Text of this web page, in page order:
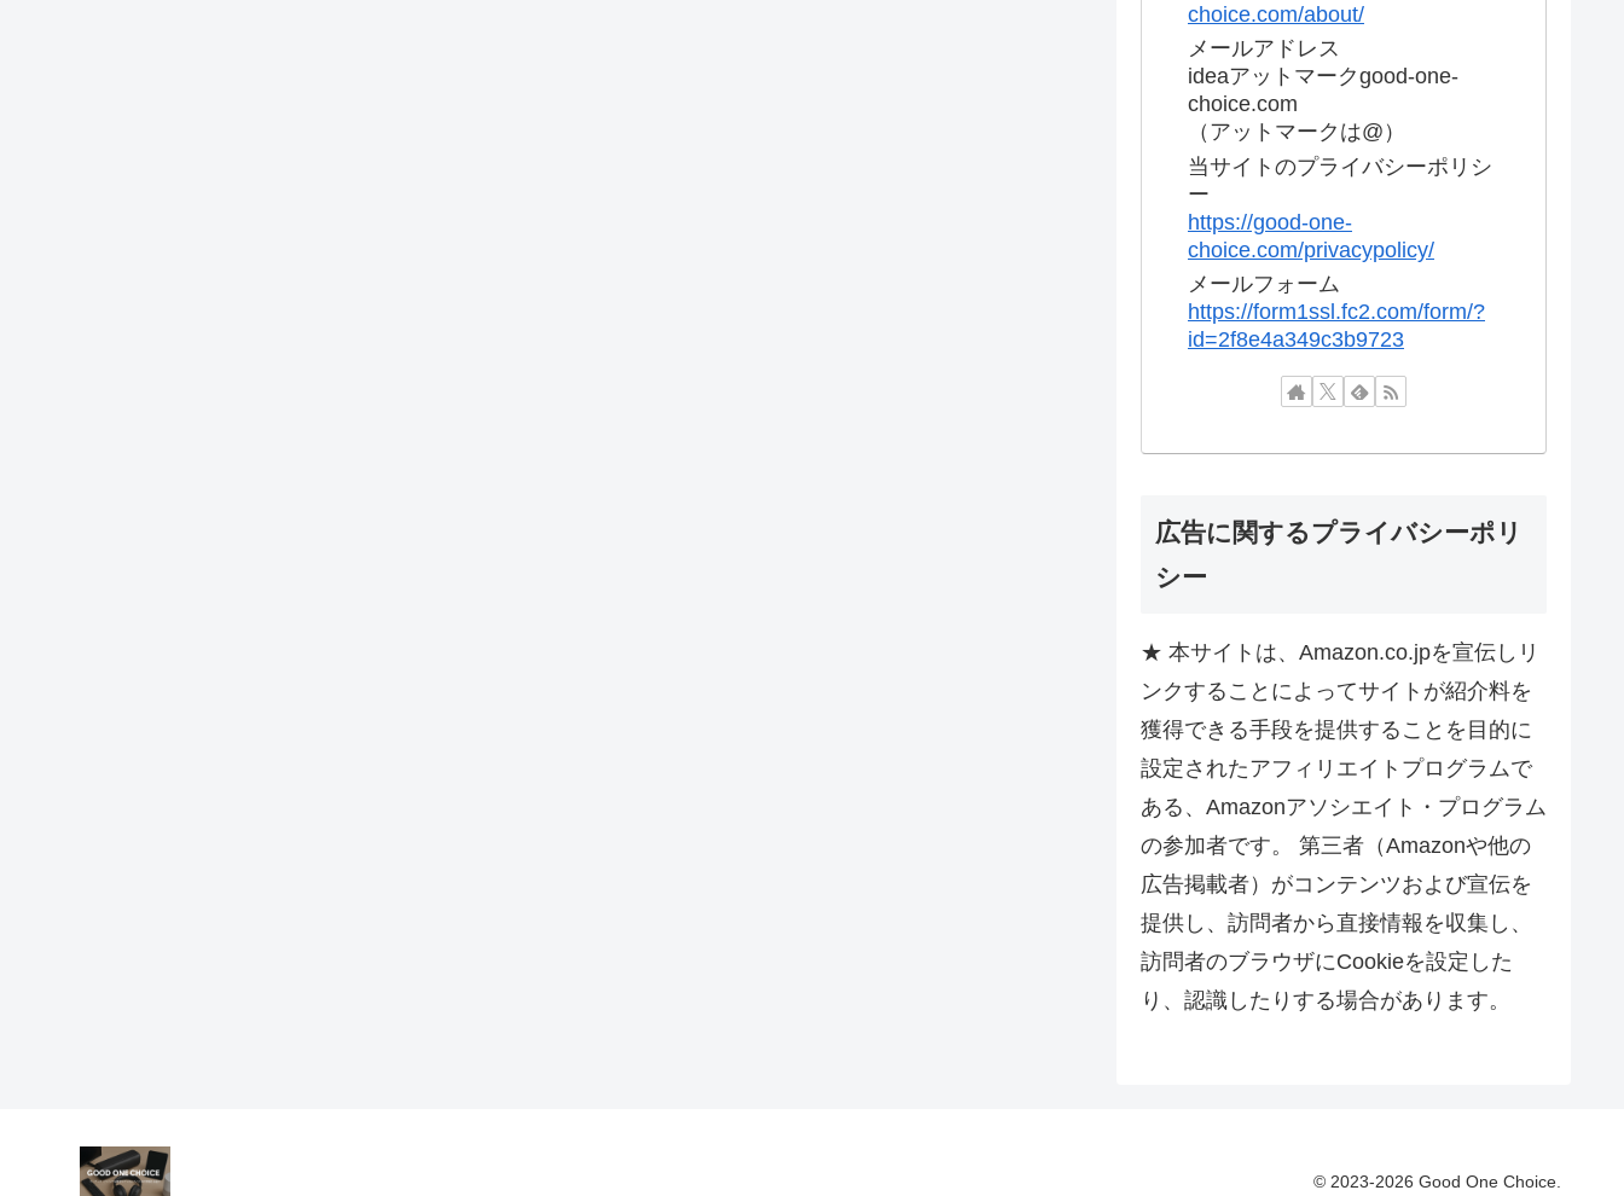
choice.com/about/
メールアドレス
ideaアットマークgood-one-
choice.com
（アットマークは@）
当サイトのプライバシーポリシ
ー
https://good-one-
choice.com/privacypolicy/
メールフォーム
https://form1ssl.fc2.com/form/?
id=2f8e4a349c3b9723
広告に関するプライバシーポリ
シー
★ 本サイトは、Amazon.co.jpを宣伝しリ
ンクすることによってサイトが紹介料を
獲得できる手段を提供することを目的に
設定されたアフィリエイトプログラムで
ある、Amazonアソシエイト・プログラム
の参加者です。 第三者（Amazonや他の
広告掲載者）がコンテンツおよび宣伝を
提供し、訪問者から直接情報を収集し、
訪問者のブラウザにCookieを設定した
り、認識したりする場合があります。
© 2023-2026 Good One Choice.